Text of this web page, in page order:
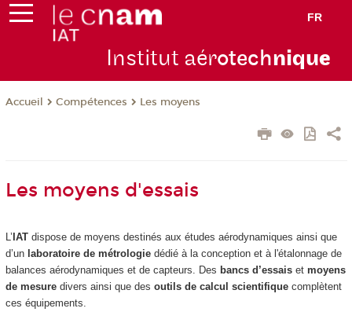
FR
Institut aérotechnique
Accueil Compétences Les moyens
Les moyens d'essais
L’ IAT dispose de moyens destinés aux études aérodynamiques ainsi que
d’un laboratoire de métrologiedédié à la conception et à l'étalonnage de
balances aérodynamiques et de capteurs. Des bancs d’essaiset moyens
de mesuredivers ainsi que des outils de calcul scientifiquecomplètent
ces équipements.